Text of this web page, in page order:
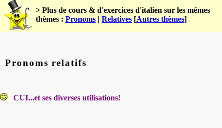
> Plus de cours & d'exercices d'italien sur les mêmes
thèmes : Pronoms | Relatives [Autres thèmes]
Pronoms relatifs
CUI...et ses diverses utilisations!